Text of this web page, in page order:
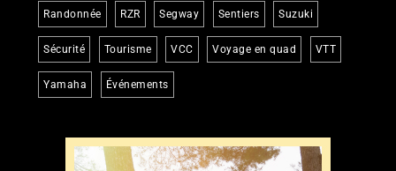
Randonnée RZR Segway Sentiers Suzuki
Sécurité Tourisme VCC Voyage en quad VTT
Yamaha Événements